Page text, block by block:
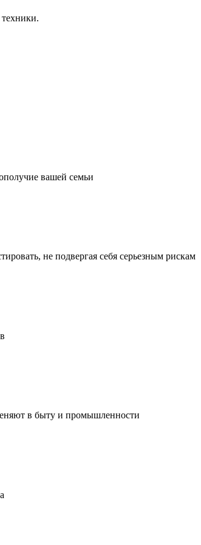
вашей семьи
не подвергая себя серьезным рискам
в быту и промышленности